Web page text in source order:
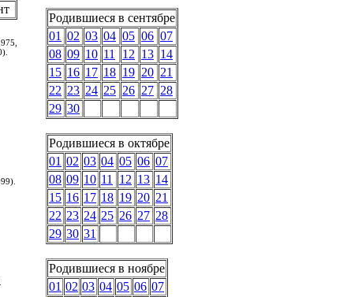
Родившиеся в сентябре
01 02 03 04 05 06 07
08 09 10 11 12 13 14
15 16 17 18 19 20 21
22 23 24 25 26 27 28
29 30
Родившиеся в октябре
01 02 03 04 05 06 07
08 09 10 11 12 13 14
15 16 17 18 19 20 21
22 23 24 25 26 27 28
29 30 31
Родившиеся в ноябре
01 02 03 04 05 06 07